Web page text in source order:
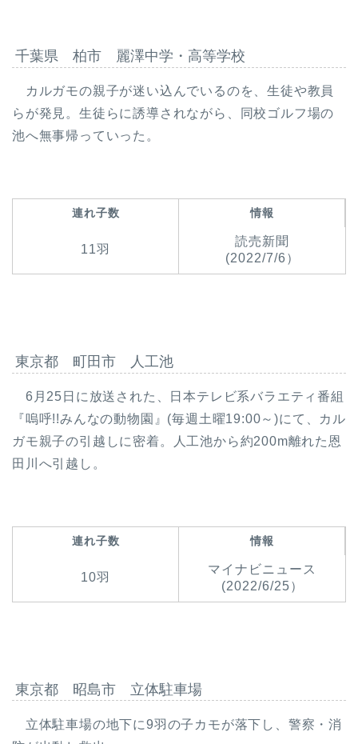
千葉県 柏市 麗澤中学・高等学校
カルガモの親子が迷い込んでいるのを、生徒や教員
らが発見。生徒らに誘導されながら、同校ゴルフ場の
池へ無事帰っていった。
連れ子数 情報
11羽
読売新聞
(2022/7/6）
東京都 町田市 人工池
6月25日に放送された、日本テレビ系バラエティ番組
『嗚呼!!みんなの動物園』(毎週土曜19:00～)にて、カル
ガモ親子の引越しに密着。人工池から約200m離れた恩
田川へ引越し。
連れ子数 情報
10羽
マイナビニュース
(2022/6/25）
東京都 昭島市 立体駐車場
立体駐車場の地下に9羽の子カモが落下し、警察・消